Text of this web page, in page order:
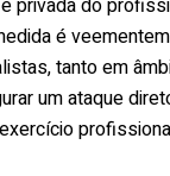
é
tanto em
um ataque